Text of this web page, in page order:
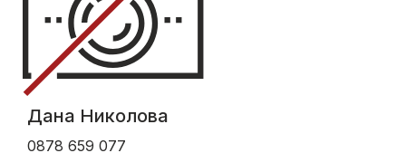
Дана Николова
0878 659 077